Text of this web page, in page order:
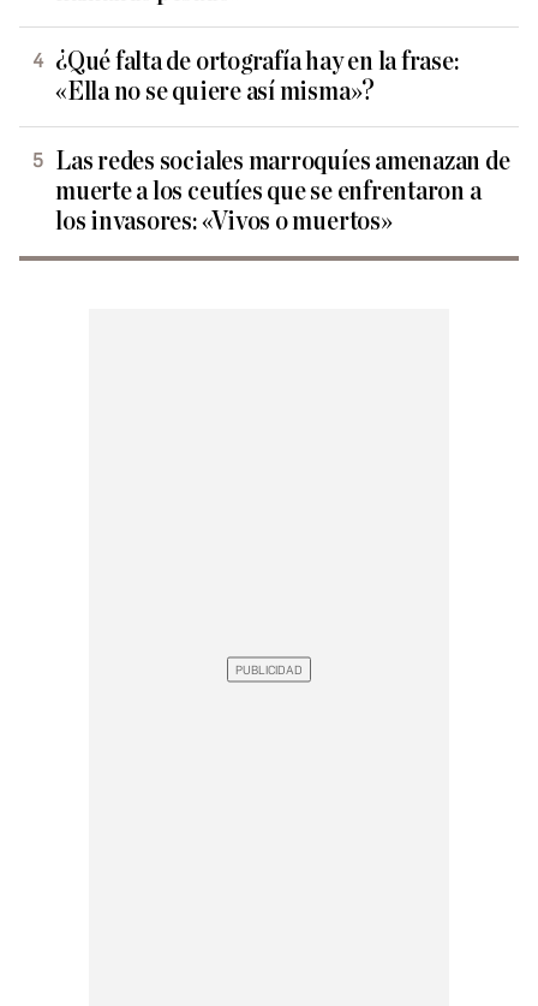
¿Qué falta de ortografía hay en la frase:
«Ella no se quiere así misma»?
Las redes sociales marroquíes amenazan de
muerte a los ceutíes que se enfrentaron a
los invasores: «Vivos o muertos»